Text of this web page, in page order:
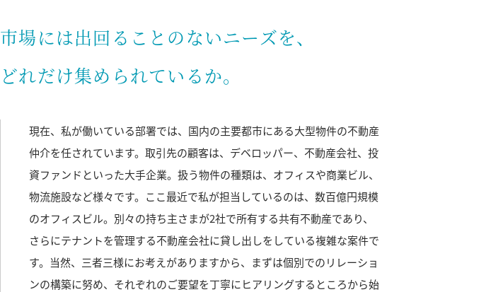
市場には出回ることのないニーズを、
どれだけ集められているか。
現在、私が働いている部署では、国内の主要都市にある大型物件の不動産
仲介を任されています。取引先の顧客は、デベロッパー、不動産会社、投
資ファンドといった大手企業。扱う物件の種類は、オフィスや商業ビル、
物流施設など様々です。ここ最近で私が担当しているのは、数百億円規模
のオフィスビル。別々の持ち主さまが2社で所有する共有不動産であり、
さらにテナントを管理する不動産会社に貸し出しをしている複雑な案件で
す。当然、三者三様にお考えがありますから、まずは個別でのリレーショ
ンの構築に努め、それぞれのご要望を丁寧にヒアリングするところから始